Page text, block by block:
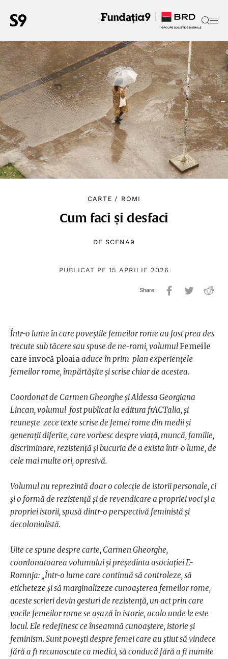
CARTE / ROMI
Cum faci și desfaci
DE SCENA9
PUBLICAT PE 15 APRILIE 2026
Într-o lume în care poveștile femeilor rome au fost prea des
trecute sub tăcere sau spuse de ne-romi, volumulFemeile
care invocă ploaiaaduce în prim-plan experiențele
femeilor rome, împărtășite și scrise chiar de acestea.
Coordonat de Carmen Gheorghe și Aldessa Georgiana
Lincan, volumul fost publicat la editura frACTalia, și
reunește zece texte scrise de femei rome din medii și
generații diferite, care vorbesc despre viață, muncă, familie,
discriminare, rezistență și bucuria de a exista într-o lume, de
cele mai multe ori, opresivă.
Volumul nu reprezintă doar o colecție de istorii personale, ci
și o formă de rezistență și de revendicare a propriei voci și a
propriei istorii, spusă dintr-o perspectivă feministă și
decolonialistă.
Uite ce spune despre carte, Carmen Gheorghe,
coordonatoarea volumului și președinta asociației E-
Romnja: „Într-o lume care continuă să controleze, să
eticheteze și să marginalizeze cunoașterea femeilor rome,
aceste scrieri devin gesturi de rezistență, un act prin care
vocile femeilor rome se așază în istorie, acolo unde le este
locul. Ele redefinesc ce înseamnă cunoaștere, istorie și
feminism. Sunt povești despre femei care au știut să vindece
fără a fi recunoscute ca medici, să conducă fără a fi numite